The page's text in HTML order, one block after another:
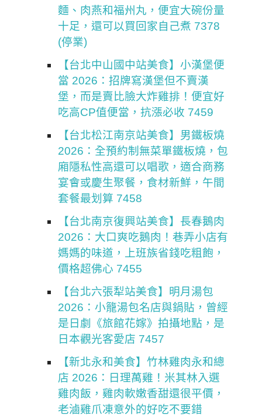
麵、肉燕和福州丸，便宜大碗份量
十足，還可以買回家自己煮 7378
(停業)
【台北中山國中站美食】小漢堡便
當 2026：招牌寫漢堡但不賣漢
堡，而是賣比臉大炸雞排！便宜好
吃高CP值便當，抗漲必收 7459
【台北松江南京站美食】男鐵板燒
2026：全預約制無菜單鐵板燒，包
廂隱私性高還可以唱歌，適合商務
宴會或慶生聚餐，食材新鮮，午間
套餐最划算 7458
【台北南京復興站美食】長春鵝肉
2026：大口爽吃鵝肉！巷弄小店有
媽媽的味道，上班族省錢吃粗飽，
價格超佛心 7455
【台北六張犁站美食】明月湯包
2026：小籠湯包名店與鍋貼，曾經
是日劇《旅館花嫁》拍攝地點，是
日本觀光客愛店 7457
【新北永和美食】竹林雞肉永和總
店 2026：日理萬雞！米其林入選
雞肉飯，雞肉軟嫩香甜還很平價，
老滷雞爪凍意外的好吃不要錯